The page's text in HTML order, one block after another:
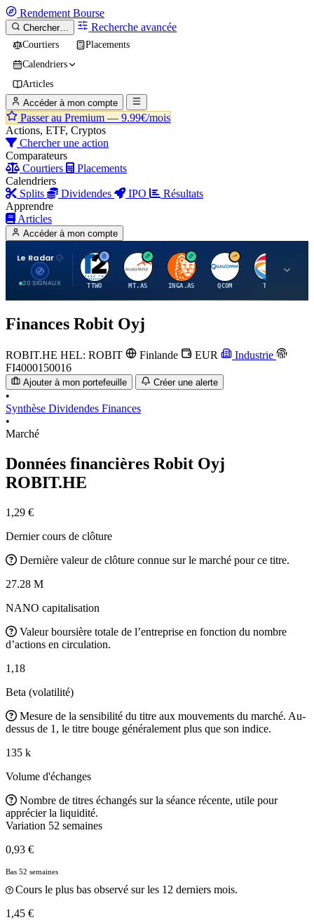
Rendement Bourse
Chercher… Recherche avancée
Courtiers
Placements
Calendriers
Articles
Accéder à mon compte
Passer au Premium — 9.99€/mois
Actions, ETF, Cryptos
Chercher une action
Comparateurs
Courtiers
Placements
Calendriers
Splits
Dividendes IPO
Résultats
Apprendre
Articles
Accéder à mon compte
Le Radar
20 SIGNAUX
T
TTWO
A
MT.AS
I
INGA.AS
Q
QCOM
T
TTE
Finances Robit Oyj
ROBIT.HE HEL: ROBIT Finlande EUR
Industrie
FI4000150016
Ajouter à mon portefeuille Créer une alerte
•
Synthèse Dividendes Finances
•
Marché
Données financières Robit Oyj
ROBIT.HE
1,29 €
Dernier cours de clôture
Dernière valeur de clôture connue sur le marché pour ce titre.
27.28 M
NANO capitalisation
Valeur boursière totale de l’entreprise en fonction du nombre
d’actions en circulation.
1,18
Beta (volatilité)
Mesure de la sensibilité du titre aux mouvements du marché. Au-
dessus de 1, le titre bouge généralement plus que son indice.
135 k
Volume d'échanges
Nombre de titres échangés sur la séance récente, utile pour
apprécier la liquidité.
Variation 52 semaines
0,93 €
Bas 52 semaines
Cours le plus bas observé sur les 12 derniers mois.
1,45 €